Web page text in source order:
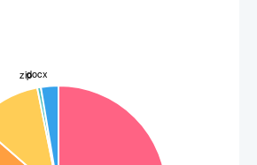
v Franciji, kjer so ga tudi našli. Živel je v organiziranih skupnostih
jelene, bizone, mamute, volkove, divje konje in jamske
plodov in sadežev. Znal je že zanetiti ogenj v zelo hladnem
se je v kože ubitih živali in prebival v skalnih votlinah. Po videzu
človeku. Imel je že povsem človeško podobo. Njegovo